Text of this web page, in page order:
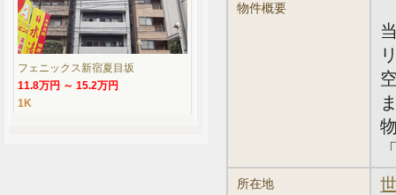
物件概要
所在地
フェニックス新宿夏目坂
11.8万円 ～ 15.2万円
1K